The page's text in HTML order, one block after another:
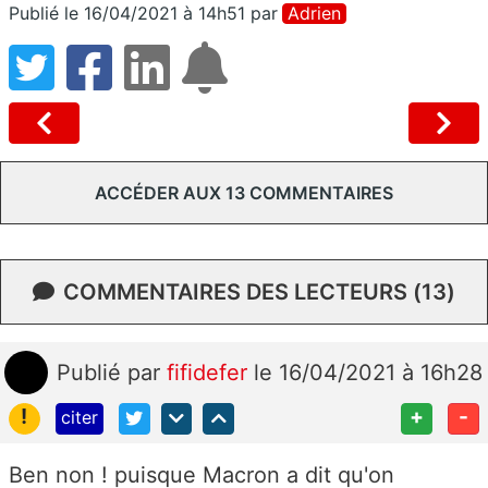
Publié le 16/04/2021 à 14h51 par Adrien
ACCÉDER AUX 13 COMMENTAIRES
COMMENTAIRES DES LECTEURS (13)
Publié par fifidefer le 16/04/2021 à 16h28
!
citer + -
Ben non ! puisque Macron a dit qu'on